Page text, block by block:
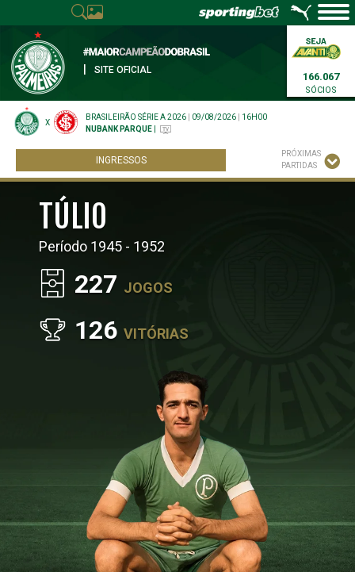
SITE OFICIAL
166.067
SÓCIOS
X
BRASILEIRÃO SÉRIE A 2026 09/08/2026
16H00
NUBANK PARQUE
INGRESSOS
PRÓXIMAS
PARTIDAS
TÚLIO
Período 1945 - 1952
227 JOGOS
126VITÓRIAS